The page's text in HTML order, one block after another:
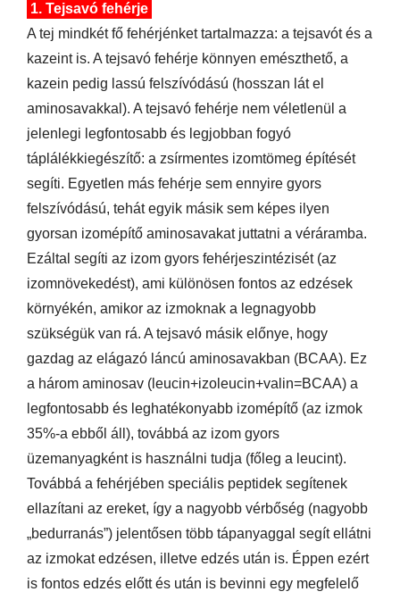
1. Tejsavó fehérje
A tej mindkét fő fehérjénket tartalmazza: a tejsavót és a
kazeint is. A tejsavó fehérje könnyen emészthető, a
kazein pedig lassú felszívódású (hosszan lát el
aminosavakkal). A tejsavó fehérje nem véletlenül a
jelenlegi legfontosabb és legjobban fogyó
táplálékkiegészítő: a zsírmentes izomtömeg építését
segíti. Egyetlen más fehérje sem ennyire gyors
felszívódású, tehát egyik másik sem képes ilyen
gyorsan izomépítő aminosavakat juttatni a véráramba.
Ezáltal segíti az izom gyors fehérjeszintézisét (az
izomnövekedést), ami különösen fontos az edzések
környékén, amikor az izmoknak a legnagyobb
szükségük van rá. A tejsavó másik előnye, hogy
gazdag az elágazó láncú aminosavakban (BCAA). Ez
a három aminosav (leucin+izoleucin+valin=BCAA) a
legfontosabb és leghatékonyabb izomépítő (az izmok
35%-a ebből áll), továbbá az izom gyors
üzemanyagként is használni tudja (főleg a leucint).
Továbbá a fehérjében speciális peptidek segítenek
ellazítani az ereket, így a nagyobb vérbőség (nagyobb
„bedurranás”) jelentősen több tápanyaggal segít ellátni
az izmokat edzésen, illetve edzés után is. Éppen ezért
is fontos edzés előtt és után is bevinni egy megfelelő